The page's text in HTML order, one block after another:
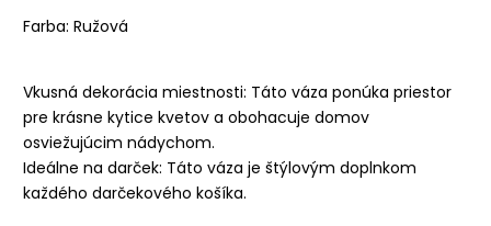
Farba: Ružová
Vkusná dekorácia miestnosti: Táto váza ponúka priestor
pre krásne kytice kvetov a obohacuje domov
osviežujúcim nádychom.
Ideálne na darček: Táto váza je štýlovým doplnkom
každého darčekového košíka.